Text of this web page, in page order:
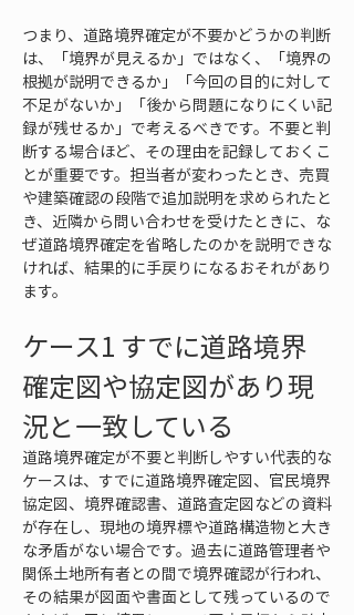
つまり、道路境界確定が不要かどうかの判断
は、「境界が見えるか」ではなく、「境界の
根拠が説明できるか」「今回の目的に対して
不足がないか」「後から問題になりにくい記
録が残せるか」で考えるべきです。不要と判
断する場合ほど、その理由を記録しておくこ
とが重要です。担当者が変わったとき、売買
や建築確認の段階で追加説明を求められたと
き、近隣から問い合わせを受けたときに、な
ぜ道路境界確定を省略したのかを説明できな
ければ、結果的に手戻りになるおそれがあり
ます。
ケース1 すでに道路境界
確定図や協定図があり現
況と一致している
道路境界確定が不要と判断しやすい代表的な
ケースは、すでに道路境界確定図、官民境界
協定図、境界確認書、道路査定図などの資料
が存在し、現地の境界標や道路構造物と大き
な矛盾がない場合です。過去に道路管理者や
関係土地所有者との間で境界確認が行われ、
その結果が図面や書面として残っているので